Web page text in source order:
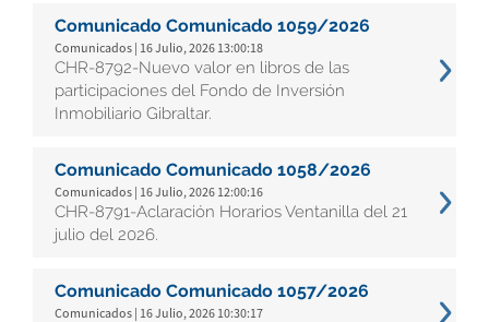
Comunicado Comunicado 1059/2026
Comunicados | 16 Julio, 2026 13:00:18
CHR-8792-Nuevo valor en libros de las
participaciones del Fondo de Inversión
Inmobiliario Gibraltar.
Comunicado Comunicado 1058/2026
Comunicados | 16 Julio, 2026 12:00:16
CHR-8791-Aclaración Horarios Ventanilla del 21
julio del 2026.
Comunicado Comunicado 1057/2026
Comunicados | 16 Julio, 2026 10:30:17